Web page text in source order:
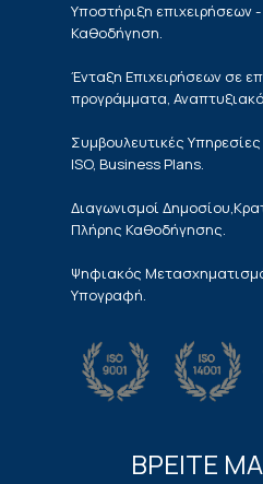
Υποστήριξη επιχειρήσεων
Καθοδήγηση.
Ένταξη Επιχειρήσεων σε
προγράμματα,
Συμβουλευτικές
ISO, Business Plans.
Διαγωνισμοί
Πλήρης Καθοδήγησης.
Ψηφιακός
Υπογραφή.
ΒΡΕΙΤΕ